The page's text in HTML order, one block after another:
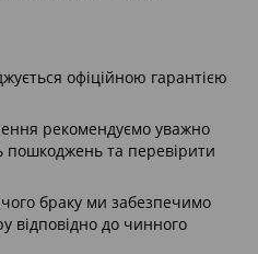
офіційною гарантією
рекомендуємо уважно
пошкоджень та перевірити
браку ми забезпечимо
відповідно до чинного